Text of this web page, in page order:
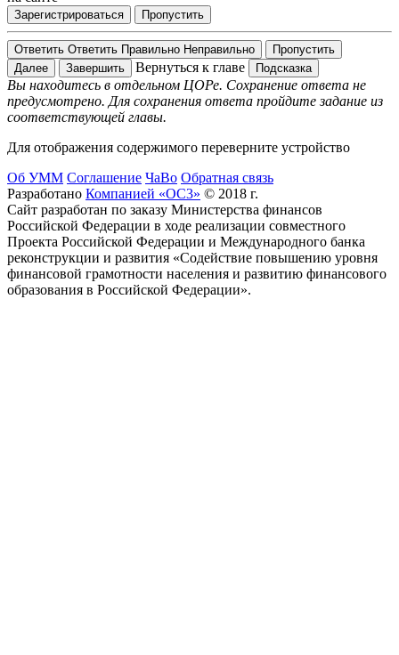
Зарегистрироваться Пропустить
Ответить Ответить Правильно Неправильно
Пропустить
Далее
Завершить Вернуться к главе Подсказка
Вы находитесь в отдельном ЦОРе. Сохранение ответа не
предусмотрено. Для сохранения ответа пройдите задание из
соответствующей главы.
Для отображения содержимого переверните устройство
Об УММ Соглашение ЧаВо Обратная связь
Разработано Компанией «ОС3» © 2018 г.
Сайт разработан по заказу Министерства финансов
Российской Федерации в ходе реализации совместного
Проекта Российской Федерации и Международного банка
реконструкции и развития «Содействие повышению уровня
финансовой грамотности населения и развитию финансового
образования в Российской Федерации».